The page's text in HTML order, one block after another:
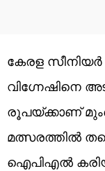
കേരള സീനിയർ
വിഗ്നേഷിനെ
രൂപയ്ക്കാണ്
മത്സരത്തിൽ
ഐപിഎൽ